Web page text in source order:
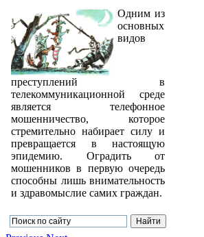
Одним из
основных
видов
преступлений в
телекоммуникационной среде
является телефонное
мошенничество, которое
стремительно набирает силу и
превращается в настоящую
эпидемию. Оградить от
мошенников в первую очередь
способны лишь внимательность
и здравомыслие самих граждан.